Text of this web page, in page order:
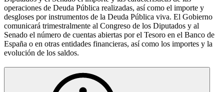
operaciones de Deuda Pública realizadas, así como el importe y
desgloses por instrumentos de la Deuda Pública viva. El Gobierno
comunicará trimestralmente al Congreso de los Diputados y al
Senado el número de cuentas abiertas por el Tesoro en el Banco de
España o en otras entidades financieras, así como los importes y la
evolución de los saldos.